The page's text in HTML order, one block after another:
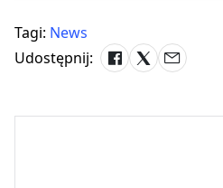
Tagi: News
Udostępnij: